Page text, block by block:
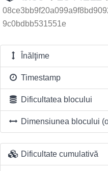
9c0bdbb531551e
Înălţime
Timestamp
Dificultatea blocului
Dimensiunea blocului
Dificultate cumulativă